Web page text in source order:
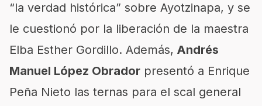
“la verdad histórica” sobre Ayotzinapa, y se
le cuestionó por la liberación de la maestra
Elba Esther Gordillo. Además, Andrés
Manuel López Obrador presentó a Enrique
Peña Nieto las ternas para el scal general